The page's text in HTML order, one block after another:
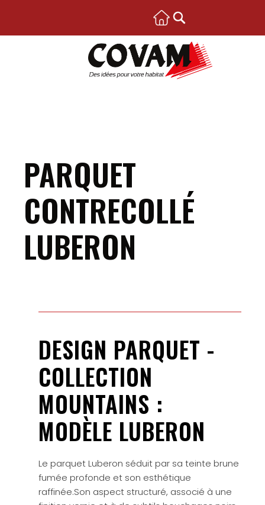
PARQUET
CONTRECOLLÉ
LUBERON
DESIGN PARQUET -
COLLECTION
MOUNTAINS :
MODÈLE LUBERON
Le parquet Luberon séduit par sa teinte brune
fumée profonde et son esthétique
raffinée.Son aspect structuré, associé à une